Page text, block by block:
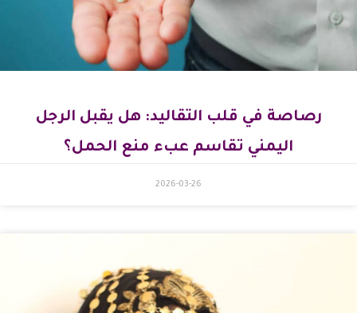
رصاصة في قلب التقاليد: هل يقبل الرجل
اليمني تقاسم عبء منع الحمل؟
2026-03-26